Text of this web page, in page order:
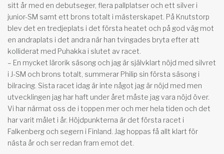
sitt år med en debutseger, flera pallplatser och ett silver i
junior-SM samt ett brons totalt i mästerskapet. På Knutstorp
blev det en tredjeplats i det första heatet och på god väg mot
en andraplats i det andra när han tvingades bryta efter att
kolliderat med Puhakka i slutet av racet.
– En mycket lärorik säsong och jag är självklart nöjd med silvret
i J-SM och brons totalt, summerar Philip sin första säsong i
bilracing. Sista racet idag är inte något jag är nöjd med men
utvecklingen jag har haft under året måste jag vara nöjd över.
Vi har närmat oss de i toppen mer och mer hela tiden och det
har varit målet i år. Höjdpunkterna är det första racet i
Falkenberg och segern i Finland. Jag hoppas få allt klart för
nästa år och ser redan fram emot det.